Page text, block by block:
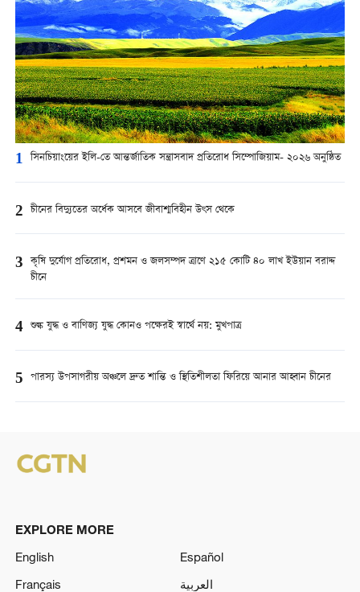
1 সিনচিয়াংয়ের ইলি-তে আন্তর্জাতিক সন্ত্রাসবাদ প্রতিরোধ সিম্পোজিয়াম- ২০২৬ অনুষ্ঠিত
2 চীনের বিদ্যুতের অর্ধেক আসবে জীবাশ্মবিহীন উৎস থেকে
3 কৃষি দুর্যোগ প্রতিরোধ, প্রশমন ও জলসম্পদ ত্রাণে ২১৫ কোটি ৪০ লাখ ইউয়ান বরাদ্দ
চীনে
4 শুল্ক যুদ্ধ ও বাণিজ্য যুদ্ধ কোনও পক্ষেরই স্বার্থে নয়: মুখপাত্র
5 পারস্য উপসাগরীয় অঞ্চলে দ্রুত শান্তি ও স্থিতিশীলতা ফিরিয়ে আনার আহ্বান চীনের
EXPLORE MORE
English
Español
Français
العربية